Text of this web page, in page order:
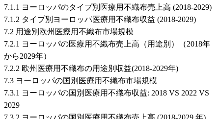
7.1.1 ヨーロッパのタイプ別医療用不織布売上高 (2018-2029)
7.1.2 タイプ別ヨーロッパ医療用不織布収益 (2018-2029)
7.2 用途別欧州医療用不織布市場規模
7.2.1 ヨーロッパの医療用不織布売上高（用途別）（2018年
から2029年）
7.2.2 欧州医療用不織布の用途別収益(2018-2029年)
7.3 ヨーロッパの国別医療用不織布市場規模
7.3.1 ヨーロッパの国別医療用不織布収益: 2018 VS 2022 VS
2029